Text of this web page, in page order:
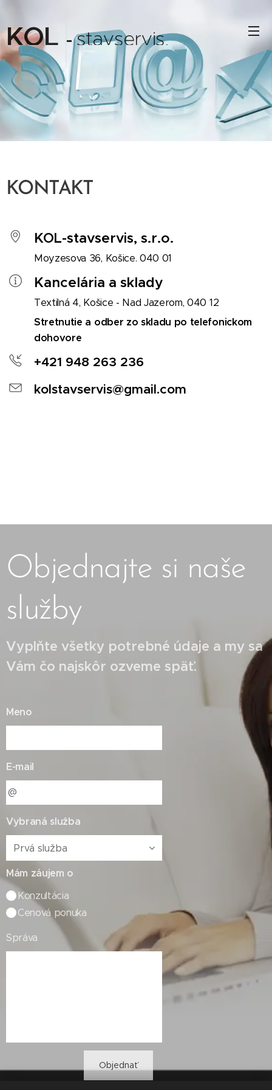
KOL -stavservis,
s.r.o.
KONTAKT
KOL-stavservis, s.r.o.
Moyzesova 36, Košice. 040 01
Kancelária a sklady
Textilná 4, Košice - Nad Jazerom, 040 12
Stretnutie a odber zo skladu po telefonickom
dohovore
+421 948 263 236
kolstavservis@gmail.com
Objednajte si naše
služby
Vyplňte všetky potrebné údaje a my sa
Vám čo najskôr ozveme späť.
Meno
E-mail
Vybraná služba
Mám záujem o
Konzultácia
Cenová ponuka
Správa
Objednať